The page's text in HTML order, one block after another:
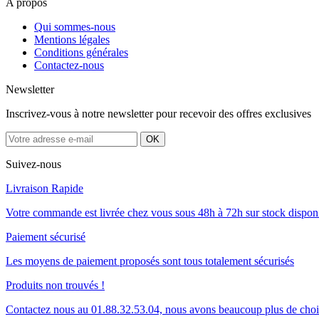
A propos
Qui sommes-nous
Mentions légales
Conditions générales
Contactez-nous
Newsletter
Inscrivez-vous à notre newsletter pour recevoir des offres exclusives
Suivez-nous
Livraison Rapide
Votre commande est livrée chez vous sous 48h à 72h sur stock
Paiement sécurisé
Les moyens de paiement proposés sont tous totalement sécurisés
Produits non trouvés !
Contactez nous au 01.88.32.53.04, nous avons beaucoup plus de